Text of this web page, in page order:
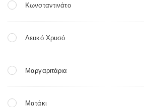
Κωνσταντινάτο
Λευκό Χρυσό
Μαργαριτάρια
Ματάκι